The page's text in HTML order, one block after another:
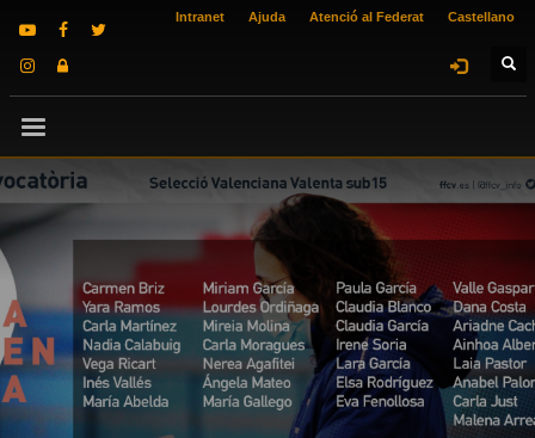
Intranet Ajuda Atenció al Federat Castellano